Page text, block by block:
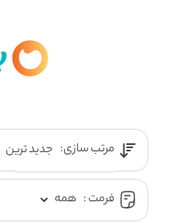
مرتب سازی:
فرمت :